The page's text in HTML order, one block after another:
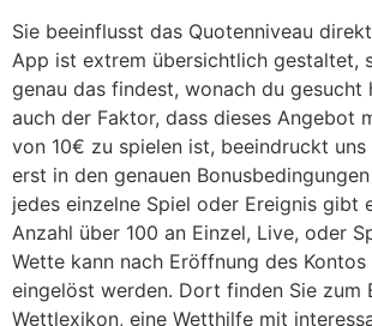
Sie beeinflusst das Quotenniveau
App ist extrem übersichtlich gestaltet,
genau das findest, wonach du gesucht
auch der Faktor, dass dieses Angebot
von 10€ zu spielen ist, beeindruckt
erst in den genauen
jedes einzelne Spiel oder Ereignis gibt
Anzahl über 100 an Einzel, Live, oder
Wette kann nach Eröffnung des
eingelöst werden. Dort finden Sie zum
Wettlexikon, eine Wetthilfe mit